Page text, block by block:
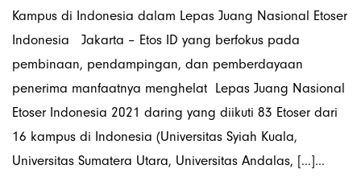
Kampus di Indonesia dalam Lepas Juang Nasional Etoser
Indonesia Jakarta – Etos ID yang berfokus pada
pembinaan, pendampingan, dan pemberdayaan
penerima manfaatnya menghelat Lepas Juang Nasional
Etoser Indonesia 2021 daring yang diikuti 83 Etoser dari
16 kampus di Indonesia (Universitas Syiah Kuala,
Universitas Sumatera Utara, Universitas Andalas, […]...